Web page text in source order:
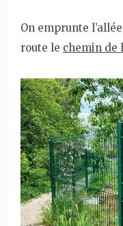
On emprunte
route le chemin de